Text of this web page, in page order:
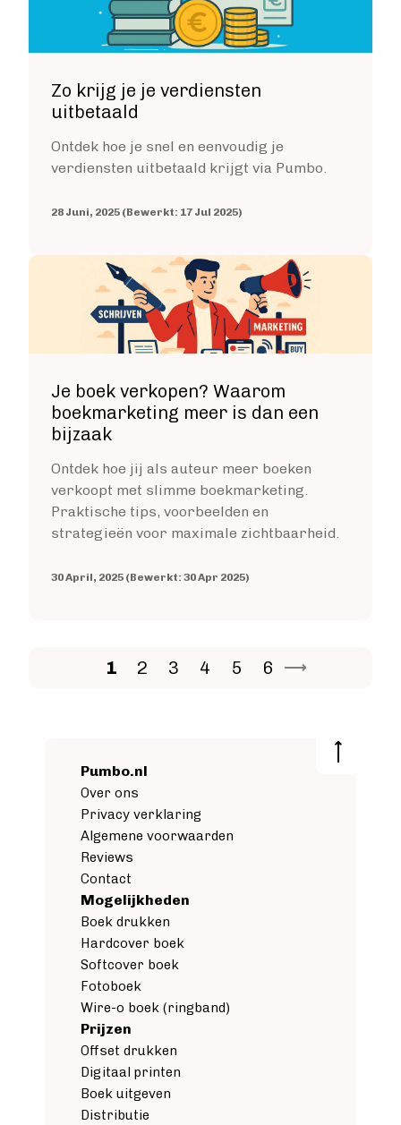
Zo krijg je je verdiensten
uitbetaald
Ontdek hoe je snel en eenvoudig je
verdiensten uitbetaald krijgt via Pumbo.
28 Juni, 2025 (Bewerkt: 17 Jul 2025)
Image
Je boek verkopen? Waarom
boekmarketing meer is dan een
bijzaak
Ontdek hoe jij als auteur meer boeken
verkoopt met slimme boekmarketing.
Praktische tips, voorbeelden en
strategieën voor maximale zichtbaarheid.
30 April, 2025 (Bewerkt: 30 Apr 2025)
Current page
1 Page
2 Page
3 Page
4 Page
5 Page
6
Pumbo.nl
Over ons
Privacy verklaring
Algemene voorwaarden
Reviews
Contact
Mogelijkheden
Boek drukken
Hardcover boek
Softcover boek
Fotoboek
Wire-o boek (ringband)
Prijzen
Offset drukken
Digitaal printen
Boek uitgeven
Distributie